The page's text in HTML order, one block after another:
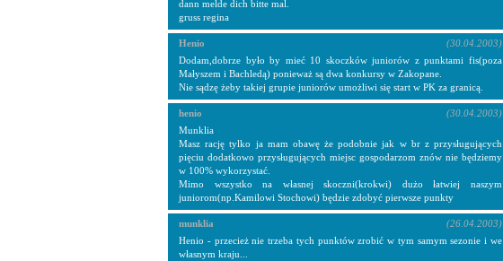
dann melde dich bitte mal.
gruss regina
Henio
Dodam,dobrze było by mieć 10 skoczków juniorów z punktami fis(poza
Małyszem i Bachledą) ponieważ są dwa konkursy w Zakopane.
Nie sądzę żeby takiej grupie juniorów umożliwi się start w PK za granicą.
(30.04.2003)
henio
Munklia
Masz rację tylko ja mam obawę że podobnie jak w br z przysługujących
pięciu dodatkowo przysługujących miejsc gospodarzom znów nie będziemy
w 100% wykorzystać.
Mimo wszystko na własnej skoczni(krokwi) dużo łatwiej naszym
juniorom(np.Kamilowi Stochowi) będzie zdobyć pierwsze punkty
(30.04.2003)
munklia
Henio - przecież nie trzeba tych punktów zrobić w tym samym sezonie i we
własnym kraju...
(26.04.2003)